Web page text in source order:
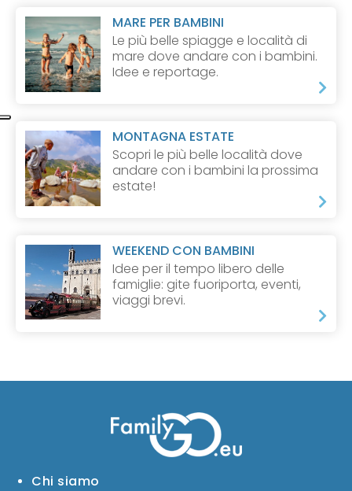
MARE PER BAMBINI
Le più belle spiagge e località di
mare dove andare con i bambini.
Idee e reportage.
MONTAGNA ESTATE
Scopri le più belle località dove
andare con i bambini la prossima
estate!
WEEKEND CON BAMBINI
Idee per il tempo libero delle
famiglie: gite fuoriporta, eventi,
viaggi brevi.
Chi siamo